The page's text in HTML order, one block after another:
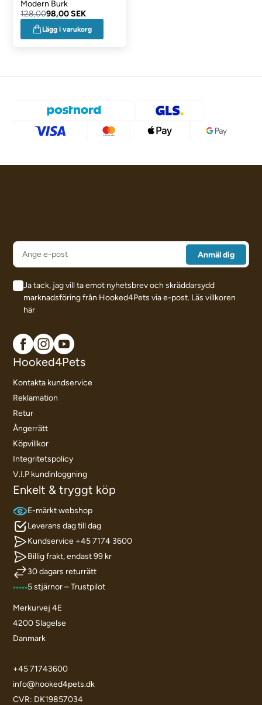
Modern Burk
128,0098,00 SEK
Lägg i varukorg
Ja tack, jag vill ta emot nyhetsbrev och skräddarsydd
marknadsföring från Hooked4Pets via e-post. Läs villkoren
här
Hooked4Pets
Kontakta kundservice
Reklamation
Retur
Ångerrätt
Köpvillkor
Integritetspolicy
V.I.P kundinloggning
Enkelt & tryggt köp
E-märkt webshop
Leverans dag till dag
Kundservice +45 7174 3600
Billig frakt, endast 99 kr
30 dagars returrätt
5 stjärnor – Trustpilot
Merkurvej 4E
4200 Slagelse
Danmark
+45 71743600
info@hooked4pets.dk
CVR: DK19857034